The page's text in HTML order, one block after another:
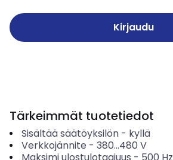
Kirjaudu
Tärkeimmät tuotetiedot
Sisältää säätöyksilön- kyllä
Verkkojännite - 380...480 V